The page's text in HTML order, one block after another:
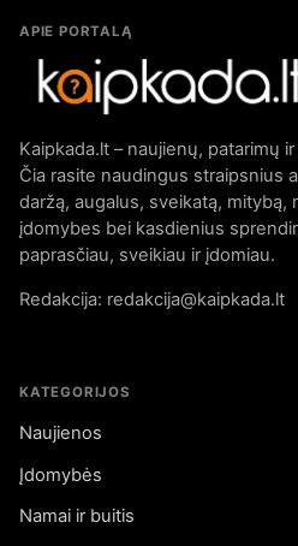
APIE PORTALĄ
Kaipkada.lt – naujienų, patarimų
Čia rasite naudingus straipsnius
daržą, augalus, sveikatą, mitybą,
įdomybes bei kasdienius
paprasčiau, sveikiau ir įdomiau.
Redakcija: redakcija@kaipkada.lt
KATEGORIJOS
Naujienos
Įdomybės
Namai ir buitis